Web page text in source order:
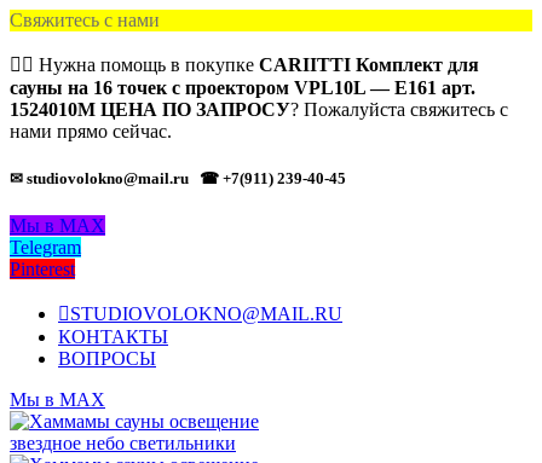
Свяжитесь с нами
🙋‍♂️ Нужна помощь в покупке CARIITTI Комплект для
сауны на 16 точек с проектором VPL10L — E161 арт.
1524010М ЦЕНА ПО ЗАПРОСУ? Пожалуйста свяжитесь с
нами прямо сейчас.
✉ studiovolokno@mail.ru ☎ +7(911) 239-40-45
Мы в MAX
Telegram
Pinterest
STUDIOVOLOKNO@MAIL.RU
КОНТАКТЫ
ВОПРОСЫ
Мы в MAX